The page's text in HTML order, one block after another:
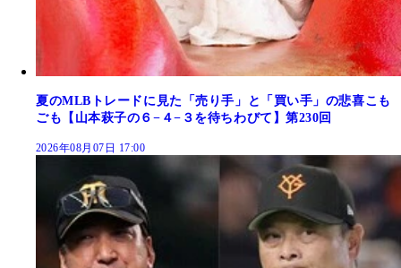
夏のMLBトレードに見た「売り手」と「買い手」の悲喜こも
ごも【山本萩子の６−４−３を待ちわびて】第230回
2026年08月07日 17:00